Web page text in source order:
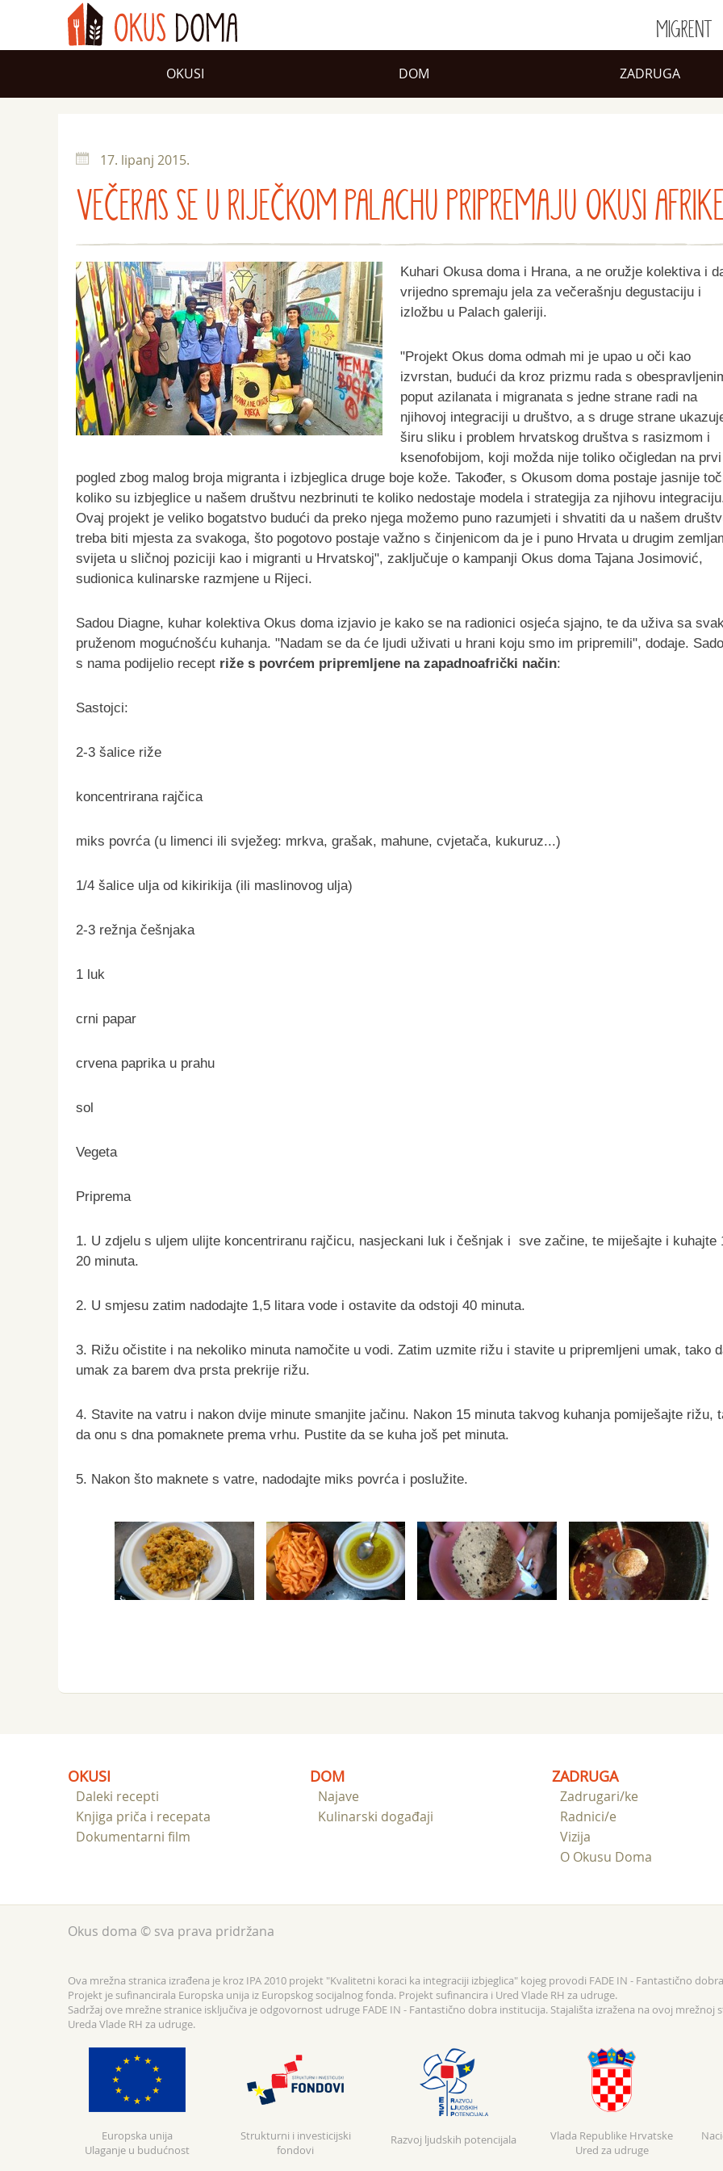
MIGRENT
OKUSI DOM ZADRUGA
17. lipanj 2015.
VEČERAS SE U RIJEČKOM PALACHU PRIPREMAJU OKUSI AFRIKE
Kuhari Okusa doma i Hrana, a ne oružje kolektiva i
vrijedno spremaju jela za večerašnju degustaciju i
izložbu u Palach galeriji.
"Projekt Okus doma odmah mi je upao u oči kao
izvrstan, budući da kroz prizmu rada s
poput azilanata i migranata s jedne strane radi na
njihovoj integraciji u društvo, a s druge strane
širu sliku i problem hrvatskog društva s rasizmom i
ksenofobijom, koji možda nije toliko očigledan na prvi
pogled zbog malog broja migranta i izbjeglica druge boje kože. Također, s Okusom doma postaje jasnije
koliko su izbjeglice u našem društvu nezbrinuti te koliko nedostaje modela i strategija za njihovu
Ovaj projekt je veliko bogatstvo budući da preko njega možemo puno razumjeti i shvatiti da u našem
treba biti mjesta za svakoga, što pogotovo postaje važno s činjenicom da je i puno Hrvata u drugim
svijeta u sličnoj poziciji kao i migranti u Hrvatskoj", zaključuje o kampanji Okus doma Tajana Josimović,
sudionica kulinarske razmjene u Rijeci.
Sadou Diagne, kuhar kolektiva Okus doma izjavio je kako se na radionici osjeća sjajno, te da uživa sa
pruženom mogućnošću kuhanja. "Nadam se da će ljudi uživati u hrani koju smo im pripremili", dodaje.
s nama podijelio recept riže s povrćem pripremljene na zapadnoafrički način:
Sastojci:
2-3 šalice riže
koncentrirana rajčica
miks povrća (u limenci ili svježeg: mrkva, grašak, mahune, cvjetača, kukuruz...)
1/4 šalice ulja od kikirikija (ili maslinovog ulja)
2-3 režnja češnjaka
1 luk
crni papar
crvena paprika u prahu
sol
Vegeta
Priprema
1. U zdjelu s uljem ulijte koncentriranu rajčicu, nasjeckani luk i češnjak i sve začine, te miješajte i kuhajte
20 minuta.
2. U smjesu zatim nadodajte 1,5 litara vode i ostavite da odstoji 40 minuta.
3. Rižu očistite i na nekoliko minuta namočite u vodi. Zatim uzmite rižu i stavite u pripremljeni umak, tako
umak za barem dva prsta prekrije rižu.
4. Stavite na vatru i nakon dvije minute smanjite jačinu. Nakon 15 minuta takvog kuhanja pomiješajte rižu,
da onu s dna pomaknete prema vrhu. Pustite da se kuha još pet minuta.
5. Nakon što maknete s vatre, nadodajte miks povrća i poslužite.
OKUSI
Daleki recepti
Knjiga priča i recepata
Dokumentarni film
DOM
Najave
Kulinarski događaji
ZADRUGA
Zadrugari/ke
Radnici/e
Vizija
O Okusu Doma
Okus doma © sva prava pridržana
Ova mrežna stranica izrađena je kroz IPA 2010 projekt "Kvalitetni koraci ka integraciji izbjeglica" kojeg provodi FADE IN - Fantastično
Projekt je sufinancirala Europska unija iz Europskog socijalnog fonda. Projekt sufinancira i Ured Vlade RH za udruge.
Sadržaj ove mrežne stranice isključiva je odgovornost udruge FADE IN - Fantastično dobra institucija. Stajališta izražena na ovoj
Ureda Vlade RH za udruge.
Europska unija
Ulaganje u budućnost
Strukturni i investicijski
fondovi
Razvoj ljudskih potencijala
Vlada Republike Hrvatske
Ured za udruge